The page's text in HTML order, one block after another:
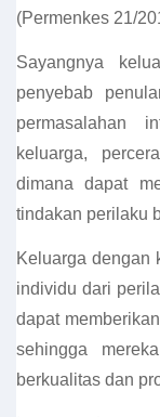
(Permenkes 21/
Sayangnya
penyebab
permasalahan
keluarga,
dimana dapat
tindakan perilaku
Keluarga dengan
individu dari
dapat
sehingga
berkualitas dan